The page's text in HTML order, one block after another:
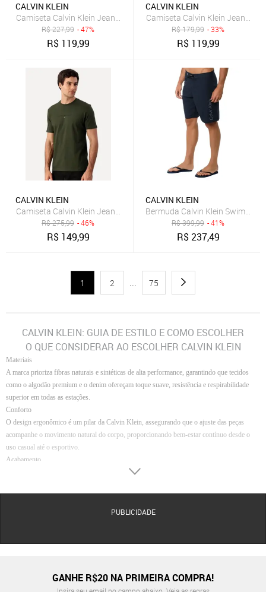
CALVIN KLEIN
Camiseta Calvin Klein Jeans Masculina Institutional Small Logo
R$227,99 - 47%
R$ 119,99
CALVIN KLEIN
Camiseta Calvin Klein Jeans
R$179,99 - 33%
R$ 119,99
CALVIN KLEIN
Camiseta Calvin Klein Jeans Masculina Committed to the
R$275,99 - 46%
R$ 149,99
CALVIN KLEIN
Bermuda Calvin Klein
R$399,99 - 41%
R$237,49
1 2 ... 75
CALVIN KLEIN: GUIA DE ESTILO E COMO ESCOLHER
O QUE CONSIDERAR AO ESCOLHER CALVIN KLEIN
Materiais
A marca prioriza fibras naturais e sintéticas de alta performance, garantindo que tecidos
como o algodão premium e o denim ofereçam toque suave, resistência e respirabilidade
superior em todas as estações.
Conforto
O design ergonômico é um pilar da Calvin Klein, assegurando que o ajuste das peças
acompanhe o movimento natural do corpo, proporcionando bem-estar contínuo desde o
uso casual até o esportivo.
Acabamento
Cada peça passa por um controle rigoroso de costura e modelagem, resultando em
A Calvin Klein oferece diversas linhas para atender
PUBLICIDADE
GANHE R$20 NA PRIMEIRA COMPRA!